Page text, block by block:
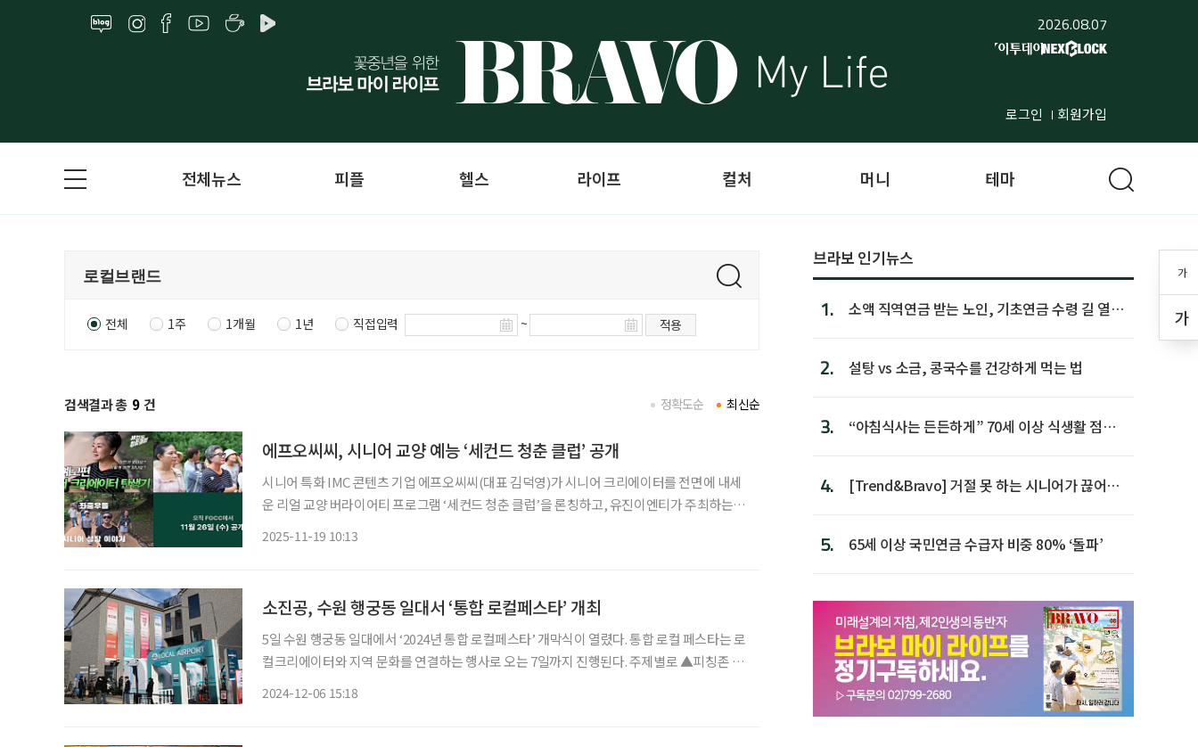
2026.08.07
로그인 회원가입
가
가
전체뉴스 피플 헬스 라이프 컬처 머니 테마
전체 1주 1개월 1년 직접입력 ~ 적용
검색결과 총 9 건 최신순
정확도순
에프오씨씨, 시니어 교양 예능 ‘세컨드 청춘 클럽’ 공개
시니어 특화 IMC 콘텐츠 기업 에프오씨씨(대표 김덕영)가 시니어 크리에이터를 전면에 내세
운 리얼 교양 버라이어티 프로그램 ‘세컨드 청춘 클럽’을 론칭하고, 유진이엔티가 주최하는
2025-11-19 10:13
소진공, 수원 행궁동 일대서 ‘통합 로컬페스타’ 개최
5일 수원 행궁동 일대에서 ‘2024년 통합 로컬페스타’ 개막식이 열렸다. 통합 로컬 페스타는 로
컬크리에이터와 지역 문화를 연결하는 행사로 오는 7일까지 진행된다. 주제별로 ▲피칭존 ▲
2024-12-06 15:18
브라보 인기뉴스
1.
소액 직역연금 받는 노인, 기초연금 수령 길 열린
2. 설탕 vs 소금, 콩국수를 건강하게 먹는 법
3.
“아침식사는 든든하게” 70세 이상 식생활 점수
4.
[Trend&Bravo] 거절 못 하는 시니어가 끊어야
5. 65세 이상 국민연금 수급자 비중 80% ‘돌파’